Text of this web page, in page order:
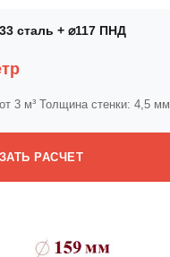
сталь + ⌀117 ПНД
3 м³ Толщина стенки: 4,5 мм
РАСЧЕТ